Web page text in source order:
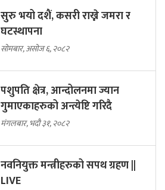
सुरु भयो दशैं, कसरी राख्ने जमरा र
घटस्थापना
सोमबार, असोज ६, २०८२
पशुपति क्षेत्र, आन्दोलनमा ज्यान
गुमाएकाहरुको अन्त्येष्टि गरिदै
मंगलबार, भदौ ३१, २०८२
नवनियुक्त मन्त्रीहरुको सपथ ग्रहण ||
LIVE